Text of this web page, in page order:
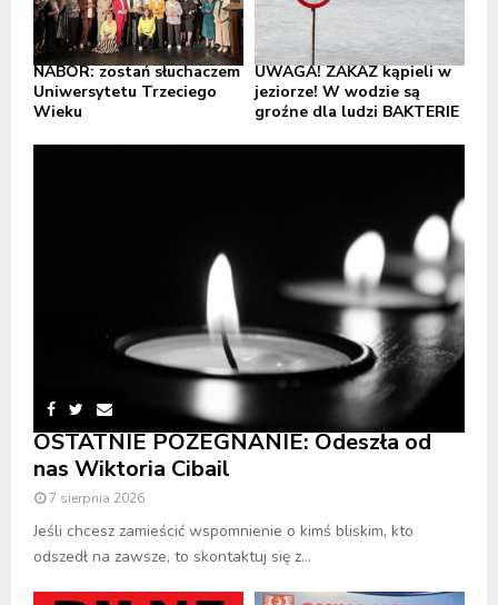
NABÓR: zostań słuchaczem
Uniwersytetu Trzeciego
Wieku
UWAGA! ZAKAZ kąpieli w
jeziorze! W wodzie są
groźne dla ludzi BAKTERIE
OSTATNIE POŻEGNANIE: Odeszła od
nas Wiktoria Cibail
7 sierpnia 2026
Jeśli chcesz zamieścić wspomnienie o kimś bliskim, kto
odszedł na zawsze, to skontaktuj się z...